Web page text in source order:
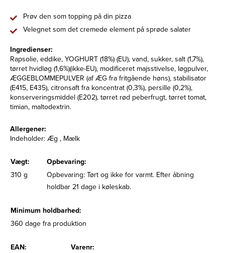
Prøv den som topping på din pizza
Velegnet som det cremede element på sprøde salater
Ingredienser:
Rapsolie, eddike, YOGHURT (18%) (EU), vand, sukker, salt (1,7%),
tørret hvidløg (1,6%)(ikke-EU), modificeret majsstivelse, løgpulver,
ÆGGEBLOMMEPULVER (af ÆG fra fritgående høns), stabilisator
(E415, E435), citronsaft fra koncentrat (0,3%), persille (0,2%),
konserveringsmiddel (E202), tørret rød peberfrugt, tørret tomat,
timian, maltodextrin.
Allergener:
Indeholder: Æg , Mælk
Vægt:
Opbevaring:
310 g
Opbevaring: Tørt og ikke for varmt. Efter åbning
holdbar 21 dage i køleskab.
Minimum holdbarhed:
360 dage fra produktion
EAN:
Varenr: